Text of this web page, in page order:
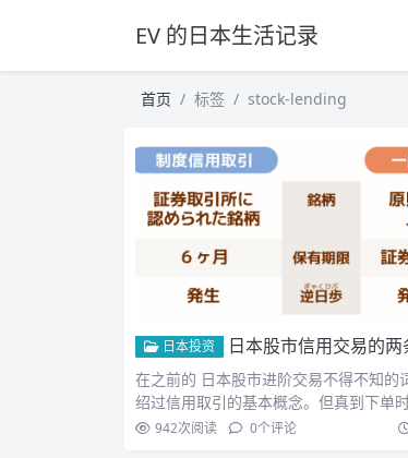
EV 的日本生活记录
首页 标签 stock-lending
日本投资 日本股市信用交易的两条路：制度信用
在之前的 日本股市进阶交易不得不知的
绍过信用取引的基本概念。但真到下单
个选项：制度…
942次阅读 0个评论